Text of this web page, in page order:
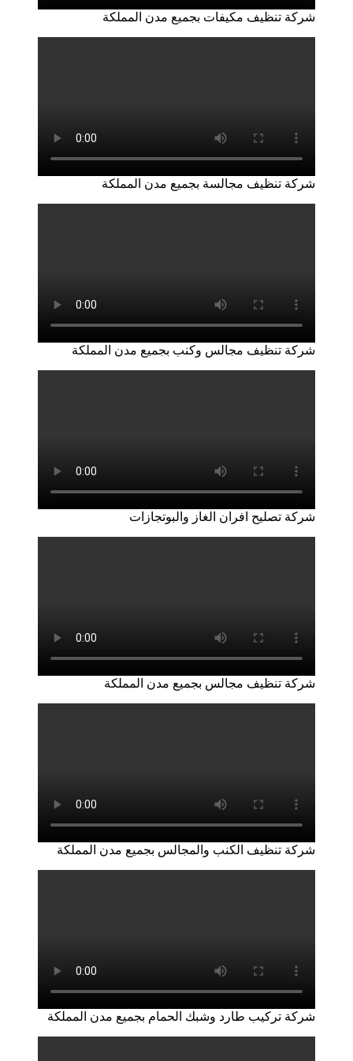
شركة تنظيف مكيفات بجميع مدن المملكة
شركة تنظيف مجالسة بجميع مدن المملكة
شركة تنظيف مجالس وكنب بجميع مدن المملكة
شركة تصليح افران الغاز والبوتجازات
شركة تنظيف مجالس بجميع مدن المملكة
شركة تنظيف الكنب والمجالس بجميع مدن المملكة
شركة تركيب طارد وشبك الحمام بجميع مدن المملكة